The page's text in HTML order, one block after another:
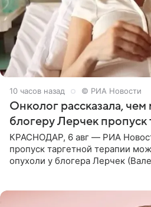
10 часов назад © РИА Новости
Онколог рассказала, чем
блогеру Лерчек пропуск
КРАСНОДАР, 6 авг — РИА
пропуск таргетной терапии
опухоли у блогера Лерчек